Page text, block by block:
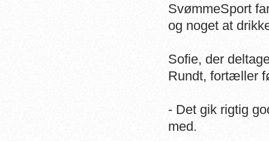
SvømmeSport
og noget at
Sofie, der
Rundt, fortæller
- Det gik rigtig
med.